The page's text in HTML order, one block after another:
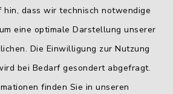
dass wir technisch notwendige
eine optimale Darstellung unserer
Die Einwilligung zur Nutzung
bei Bedarf gesondert abgefragt.
finden Sie in unseren